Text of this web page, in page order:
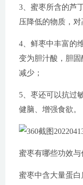
3、蜜枣所含的芦
压降低的物质，对
4、鲜枣中丰富的
变为胆汁酸，胆
减少；
5、枣还可以抗过
健脑、增强食欲。
蜜枣有哪些功效与
蜜枣中含大量蛋